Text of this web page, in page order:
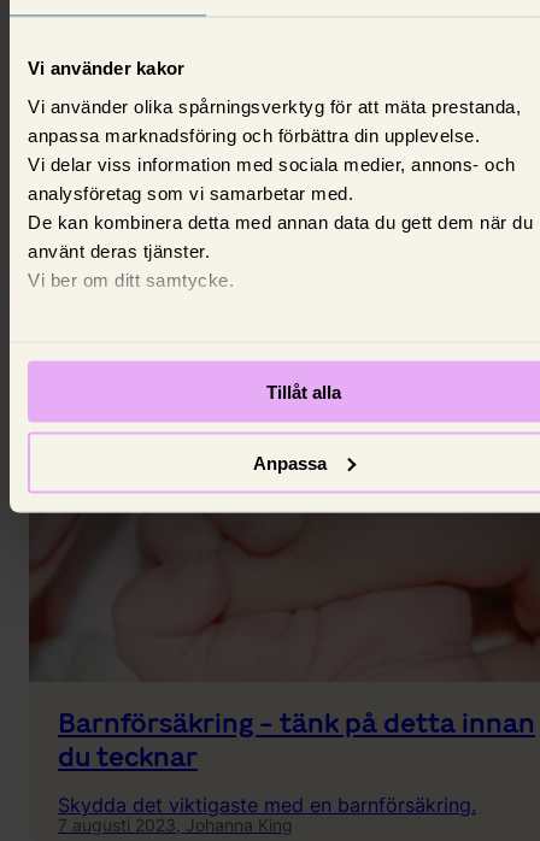
Vi använder kakor
Vi använder olika spårningsverktyg för att mäta prestanda,
anpassa marknadsföring och förbättra din upplevelse.
Vi delar viss information med sociala medier, annons- och
analysföretag som vi samarbetar med.
De kan kombinera detta med annan data du gett dem när du
använt deras tjänster.
Vi ber om ditt samtycke.
Tillåt alla
Anpassa
Anmäl skada: Så anmäler du en
försäkringsskada
6 mars 2024,Angelica Lindberg
Barnförsäkring - tänk på detta innan
du tecknar
Skydda det viktigaste med en barnförsäkring.
7 augusti 2023, Johanna King